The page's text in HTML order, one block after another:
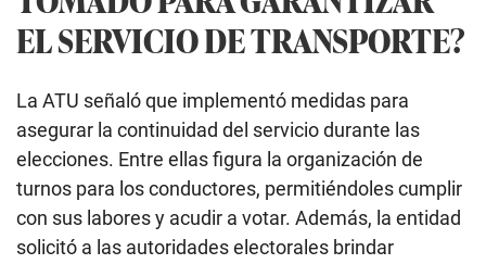
EL SERVICIO DE TRANSPORTE?
La ATU señaló que implementó medidas para
asegurar la continuidad del servicio durante las
elecciones. Entre ellas figura la organización de
turnos para los conductores, permitiéndoles cumplir
con sus labores y acudir a votar. Además, la entidad
solicitó a las autoridades electorales brindar